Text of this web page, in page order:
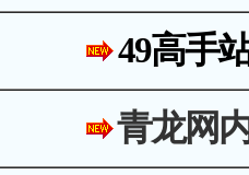
49高手
青龙网